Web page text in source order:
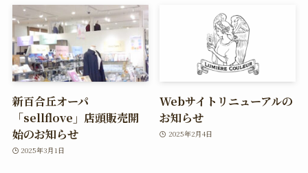
新百合丘オーパ
「sellflove」店頭販売開
始のお知らせ
2025年3月1日
Webサイトリニューアルの
お知らせ
2025年2月4日